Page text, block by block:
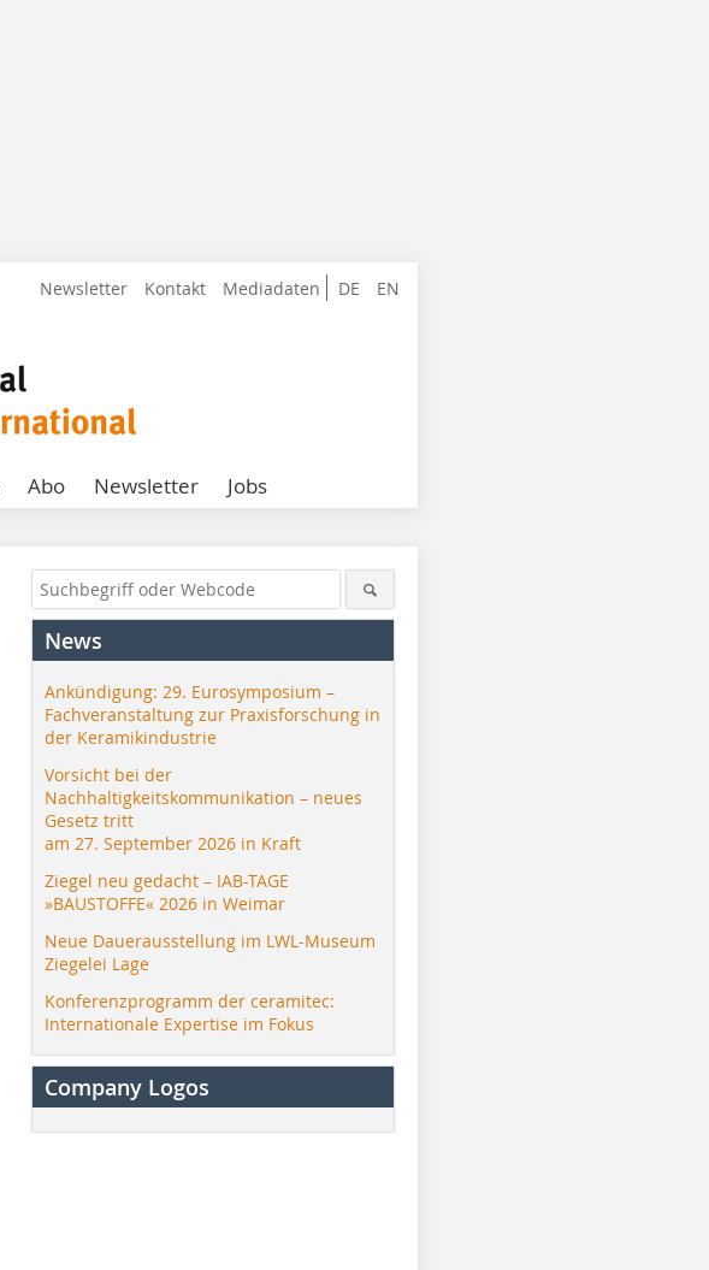
DE EN
Newsletter Kontakt Mediadaten
Abo Newsletter Jobs
News
Ankündigung: 29. Eurosymposium –
Fachveranstaltung zur Praxisforschung in
der Keramikindustrie
Vorsicht bei der
Nachhaltigkeitskommunikation – neues
Gesetz tritt
am 27. September 2026 in Kraft
Ziegel neu gedacht – IAB-TAGE
»BAUSTOFFE« 2026 in Weimar
Neue Dauerausstellung im LWL-Museum
Ziegelei Lage
Konferenzprogramm der ceramitec:
Internationale Expertise im Fokus
Company Logos